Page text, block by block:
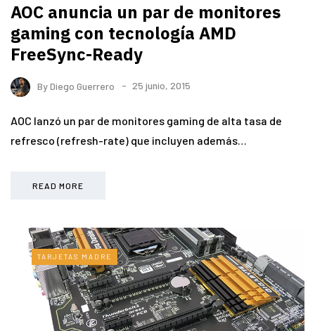
AOC anuncia un par de monitores
gaming con tecnología AMD
FreeSync-Ready
ByDiego Guerrero 25 junio, 2015
AOC lanzó un par de monitores gaming de alta tasa de
refresco (refresh-rate) que incluyen además…
READ MORE
TARJETAS MADRE